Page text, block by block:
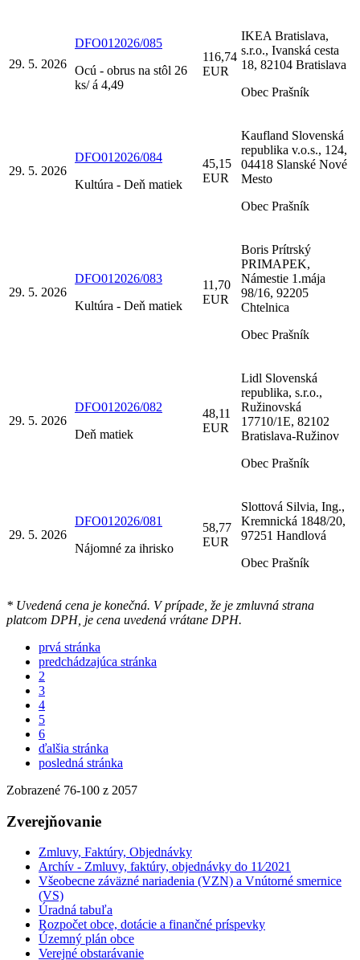
29. 5. 2026
DFO012026/085
Ocú - obrus na stôl 26
ks/ á 4,49
116,74
EUR
IKEA Bratislava,
s.r.o., Ivanská cesta
18, 82104 Bratislava
Obec Prašník
29. 5. 2026
DFO012026/084
Kultúra - Deň matiek
45,15
EUR
Kaufland Slovenská
republika v.o.s., 124,
04418 Slanské Nové
Mesto
Obec Prašník
29. 5. 2026
DFO012026/083
Kultúra - Deň matiek
11,70
EUR
Boris Prítrský
PRIMAPEK,
Námestie 1.mája
98/16, 92205
Chtelnica
Obec Prašník
29. 5. 2026
DFO012026/082
Deň matiek
48,11
EUR
Lidl Slovenská
republika, s.r.o.,
Ružinovská
17710/1E, 82102
Bratislava-Ružinov
Obec Prašník
29. 5. 2026
DFO012026/081
Nájomné za ihrisko
58,77
EUR
Slottová Silvia, Ing.,
Kremnická 1848/20,
97251 Handlová
Obec Prašník
* Uvedená cena je konečná. V prípade, že je zmluvná strana
platcom DPH, je cena uvedená vrátane DPH.
prvá stránka
predchádzajúca stránka
2
3
4
5
6
ďalšia stránka
posledná stránka
Zobrazené 76-100 z 2057
Zverejňovanie
Zmluvy, Faktúry, Objednávky
Archív - Zmluvy, faktúry, objednávky do 11⁄2021
Všeobecne záväzné nariadenia (VZN) a Vnútorné smernice
(VS)
Úradná tabuľa
Rozpočet obce, dotácie a finančné príspevky
Územný plán obce
Verejné obstarávanie